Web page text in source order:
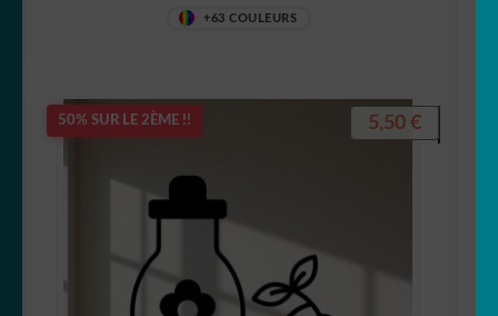
+63 COULEURS
50% SUR LE 2ÈME !! 5,50 €